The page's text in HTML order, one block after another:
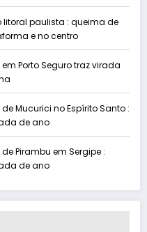
litoral paulista : queima de
e no centro
Porto Seguro traz virada
Mucurici no Espírito Santo :
de ano
Pirambu em Sergipe :
de ano